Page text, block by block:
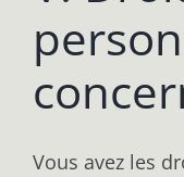
Vous avez les